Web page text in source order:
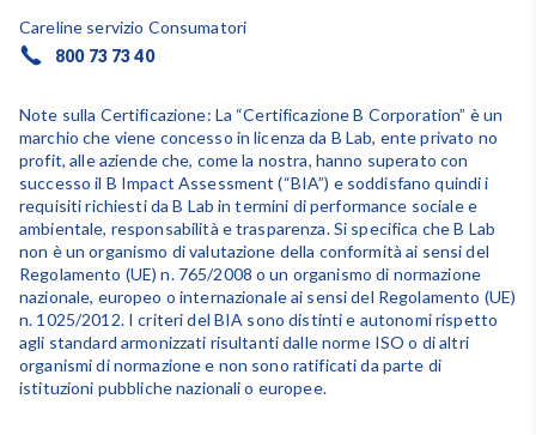
Careline servizio Consumatori
800 73 73 40
Note sulla Certificazione: La “Certificazione B Corporation” è un
marchio che viene concesso in licenza da B Lab, ente privato no
profit, alle aziende che, come la nostra, hanno superato con
successo il B Impact Assessment (“BIA”) e soddisfano quindi i
requisiti richiesti da B Lab in termini di performance sociale e
ambientale, responsabilità e trasparenza. Si specifica che B Lab
non è un organismo di valutazione della conformità ai sensi del
Regolamento (UE) n. 765/2008 o un organismo di normazione
nazionale, europeo o internazionale ai sensi del Regolamento (UE)
n. 1025/2012. I criteri del BIA sono distinti e autonomi rispetto
agli standard armonizzati risultanti dalle norme ISO o di altri
organismi di normazione e non sono ratificati da parte di
istituzioni pubbliche nazionali o europee.